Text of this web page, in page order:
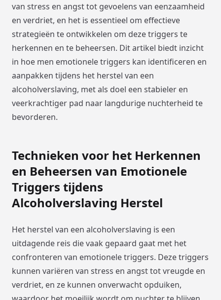
van stress en angst tot gevoelens van eenzaamheid
en verdriet, en het is essentieel om effectieve
strategieën te ontwikkelen om deze triggers te
herkennen en te beheersen. Dit artikel biedt inzicht
in hoe men emotionele triggers kan identificeren en
aanpakken tijdens het herstel van een
alcoholverslaving, met als doel een stabieler en
veerkrachtiger pad naar langdurige nuchterheid te
bevorderen.
Technieken voor het Herkennen
en Beheersen van Emotionele
Triggers tijdens
Alcoholverslaving Herstel
Het herstel van een alcoholverslaving is een
uitdagende reis die vaak gepaard gaat met het
confronteren van emotionele triggers. Deze triggers
kunnen variëren van stress en angst tot vreugde en
verdriet, en ze kunnen onverwacht opduiken,